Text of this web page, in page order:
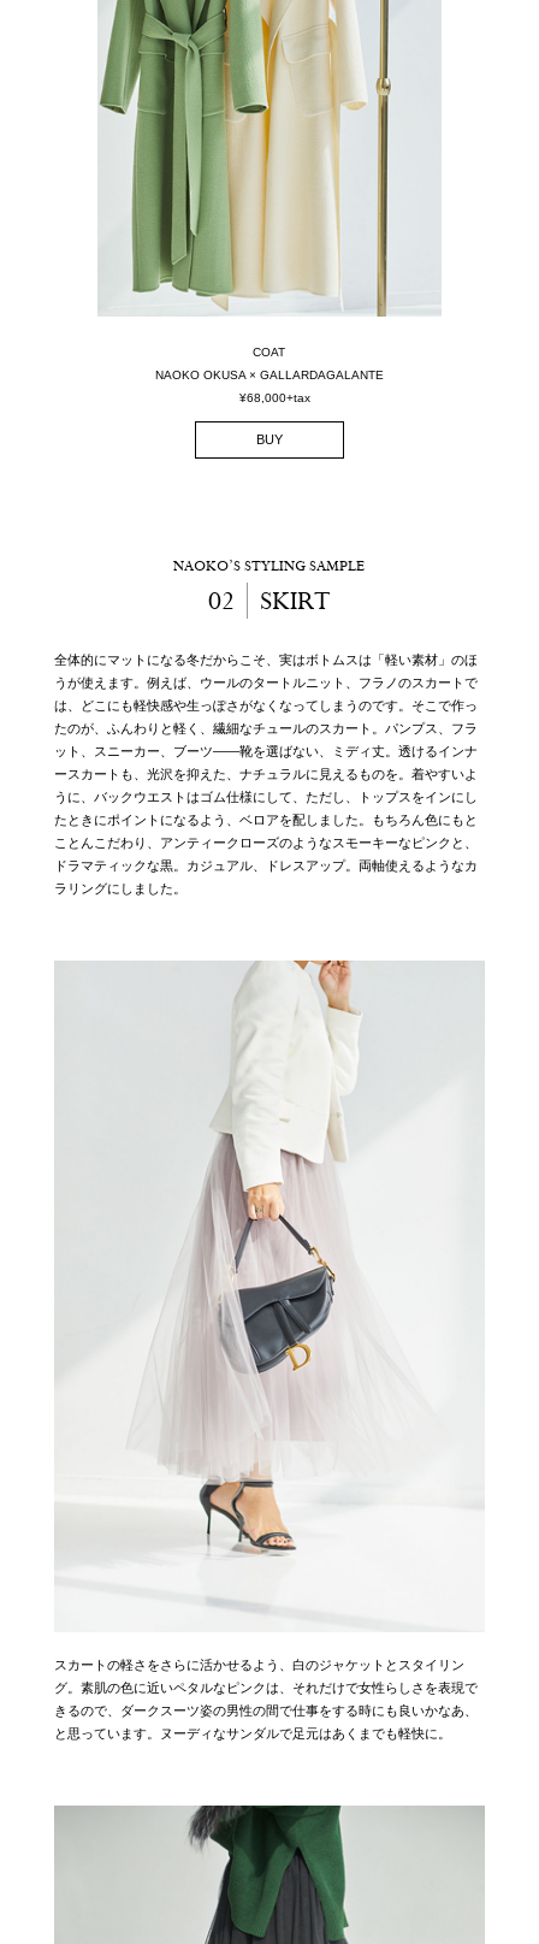
COAT
NAOKO OKUSA × GALLARDAGALANTE
¥68,000+tax
BUY
NAOKO’S STYLING SAMPLE
02 SKIRT
全体的にマットになる冬だからこそ、実はボトムスは「軽い素材」のほ
うが使えます。例えば、ウールのタートルニット、フラノのスカートで
は、どこにも軽快感や生っぽさがなくなってしまうのです。そこで作っ
たのが、ふんわりと軽く、繊細なチュールのスカート。パンプス、フラ
ット、スニーカー、ブーツ――靴を選ばない、ミディ丈。透けるインナ
ースカートも、光沢を抑えた、ナチュラルに見えるものを。着やすいよ
うに、バックウエストはゴム仕様にして、ただし、トップスをインにし
たときにポイントになるよう、ベロアを配しました。もちろん色にもと
ことんこだわり、アンティークローズのようなスモーキーなピンクと、
ドラマティックな黒。カジュアル、ドレスアップ。両軸使えるようなカ
ラリングにしました。
スカートの軽さをさらに活かせるよう、白のジャケットとスタイリン
グ。素肌の色に近いペタルなピンクは、それだけで女性らしさを表現で
きるので、ダークスーツ姿の男性の間で仕事をする時にも良いかなあ、
と思っています。ヌーディなサンダルで足元はあくまでも軽快に。